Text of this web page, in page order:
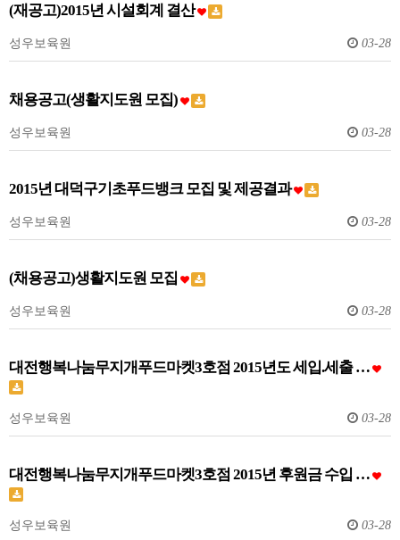
(재공고)2015년 시설회계 결산
성우보육원 03-28
채용공고(생활지도원 모집)
성우보육원 03-28
2015년 대덕구기초푸드뱅크 모집 및 제공결과
성우보육원 03-28
(채용공고)생활지도원 모집
성우보육원 03-28
대전행복나눔무지개푸드마켓3호점 2015년도 세입.세출 …
성우보육원 03-28
대전행복나눔무지개푸드마켓3호점 2015년 후원금 수입 …
성우보육원 03-28